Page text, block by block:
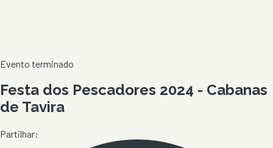
Evento terminado
Festa dos Pescadores 2024 - Cabanas
de Tavira
Partilhar: